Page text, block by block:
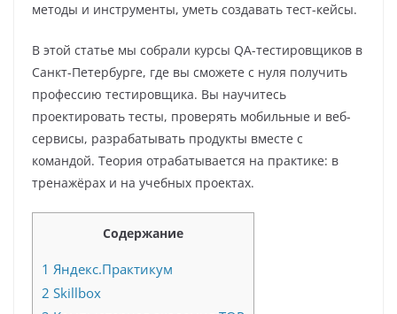
методы и инструменты, уметь создавать тест-кейсы.
В этой статье мы собрали курсы QA-тестировщиков в
Санкт-Петербурге, где вы сможете с нуля получить
профессию тестировщика. Вы научитесь
проектировать тесты, проверять мобильные и веб-
сервисы, разрабатывать продукты вместе с
командой. Теория отрабатывается на практике: в
тренажёрах и на учебных проектах.
Содержание
1 Яндекс.Практикум
2 Skillbox